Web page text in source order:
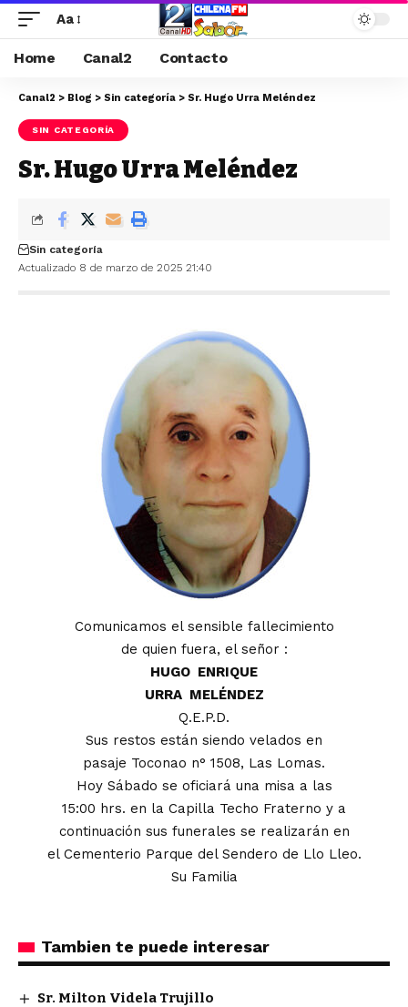
Aa
Home Canal2 Contacto
Canal2 > Blog > Sin categoría > Sr. Hugo Urra Meléndez
SIN CATEGORÍA
Sr. Hugo Urra Meléndez
Actualizado 8 de marzo de 2025 21:40
Sin categoría
Comunicamos el sensible fallecimiento
de quien fuera, el señor :
HUGO ENRIQUE
URRA MELÉNDEZ
Q.E.P.D.
Sus restos están siendo velados en
pasaje Toconao n° 1508, Las Lomas.
Hoy Sábado se oficiará una misa a las
15:00 hrs. en la Capilla Techo Fraterno y a
continuación sus funerales se realizarán en
el Cementerio Parque del Sendero de Llo Lleo.
Su Familia
Tambien te puede interesar
Sr. Milton Videla Trujillo